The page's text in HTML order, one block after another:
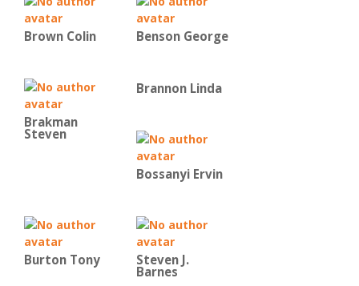
Brown Colin Benson George
Brakman
Steven
Brannon Linda
Bossanyi Ervin
Burton Tony Steven J.
Barnes